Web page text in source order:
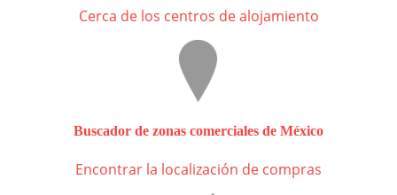
Cerca de los centros de alojamiento
Buscador de zonas comerciales de México
Encontrar la localización de compras